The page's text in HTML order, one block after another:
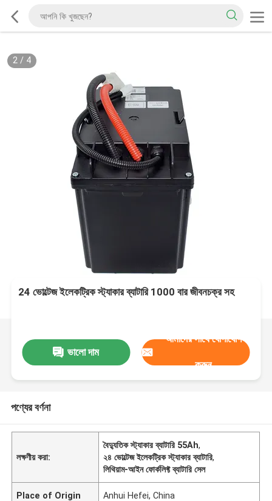
2/ 4
24 ভোল্টেজ ইলেকট্রিক স্ট্যাকার ব্যাটারি 1000 বার জীবনচক্র সহ
ভালো দাম
আমাদের সাথে যোগাযোগ
করুন
পণ্যের বর্ণনা
লক্ষণীয় করা:
বৈদ্যুতিক স্ট্যাকার ব্যাটারি 55Ah,
২৪ ভোল্টেজ ইলেকট্রিক স্ট্যাকার ব্যাটারি,
লিথিয়াম-আইন ফোর্কলিফ্ট ব্যাটারি সেল
Place of Origin Anhui Hefei, China